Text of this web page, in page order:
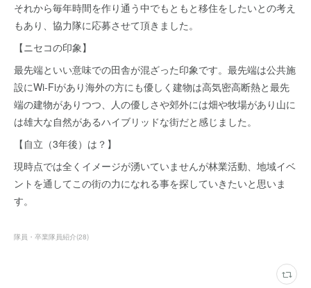
それから毎年時間を作り通う中でもともと移住をしたいとの考え
もあり、協力隊に応募させて頂きました。
【ニセコの印象】
最先端といい意味での田舎が混ざった印象です。最先端は公共施
設にWi-Fiがあり海外の方にも優しく建物は高気密高断熱と最先
端の建物がありつつ、人の優しさや郊外には畑や牧場があり山に
は雄大な自然があるハイブリッドな街だと感じました。
【自立（3年後）は？】
現時点では全くイメージが湧いていませんが林業活動、地域イベ
ントを通してこの街の力になれる事を探していきたいと思いま
す。
隊員・卒業隊員紹介(28)